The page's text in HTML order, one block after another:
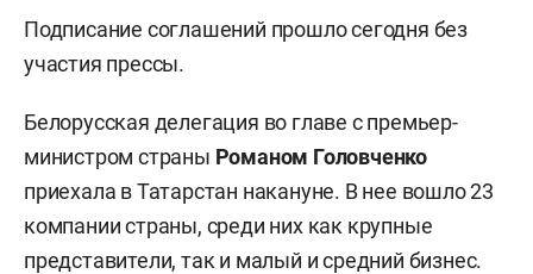
Подписание соглашений прошло сегодня без
участия прессы.
Белорусская делегация во главе с премьер-
министром страны Романом Головченко
приехала в Татарстан накануне. В нее вошло 23
компании страны, среди них как крупные
представители, так и малый и средний бизнес.